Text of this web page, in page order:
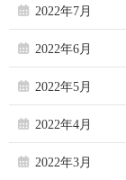
2022年7月
2022年6月
2022年5月
2022年4月
2022年3月